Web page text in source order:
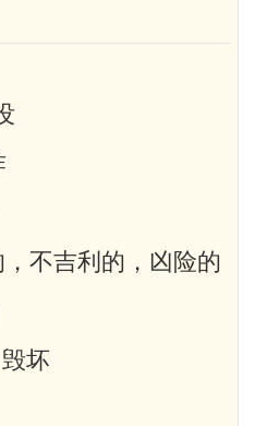
不吉利的，凶险的
坏